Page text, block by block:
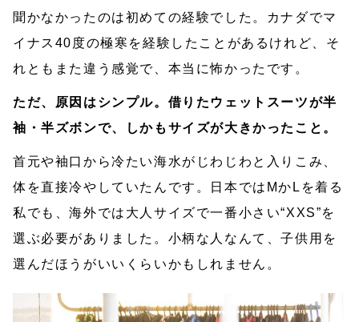
聞かなかったのは初めての経験でした。カナダでマ
イナス40度の極寒を経験したことがあるけれど、そ
れともまた違う感覚で、本当に怖かったです。
ただ、原因はシンプル。借りたウェットスーツが半
袖・半ズボンで、しかもサイズが大きかったこと。
首元や袖口から冷たい海水がじわじわと入りこみ、
体を直接冷やしていたんです。日本ではMかLを着る
私でも、海外では大人サイズで一番小さい“XXS”を
選ぶ必要がありました。小柄な人なんて、子供用を
選んだほうがいいくらいかもしれません。